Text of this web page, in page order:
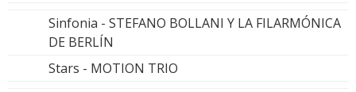
Sinfonia - STEFANO BOLLANI Y LA FILARMÓNICA
DE BERLÍN
Stars - MOTION TRIO